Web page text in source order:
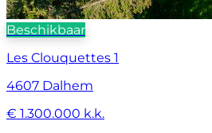
Beschikbaar
Les Clouquettes 1
4607 Dalhem
€ 1.300.000 k.k.